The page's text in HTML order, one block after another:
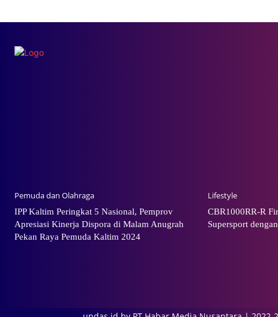
Pemuda dan Olahraga
IPP Kaltim Peringkat 5 Nasional, Pemprov
Apresiasi Kinerja Dispora di Malam Anugrah
Pekan Raya Pemuda Kaltim 2024
Lifestyle
CBR1000RR-R
Supersport